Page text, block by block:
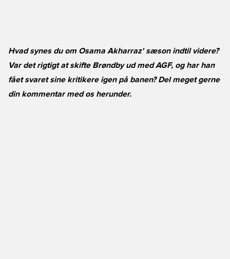
Hvad synes du om Osama Akharraz' sæson indtil videre?
Var det rigtigt at skifte Brøndby ud med AGF, og har han
fået svaret sine kritikere igen på banen? Del meget gerne
din kommentar med os herunder.